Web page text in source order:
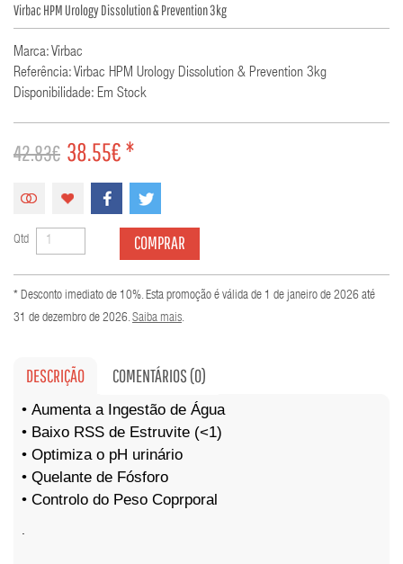
Virbac HPM Urology Dissolution & Prevention 3kg
Marca: Virbac
Referência: Virbac HPM Urology Dissolution & Prevention 3kg
Disponibilidade: Em Stock
42.83€ 38.55€ *
Qtd COMPRAR
* Desconto imediato de 10%. Esta promoção é válida de 1 de janeiro de 2026 até
31 de dezembro de 2026.Saiba mais.
DESCRIÇÃO COMENTÁRIOS (0)
• Aumenta a Ingestão de Água
• Baixo RSS de Estruvite (<1)
• Optimiza o pH urinário
• Quelante de Fósforo
• Controlo do Peso Coprporal